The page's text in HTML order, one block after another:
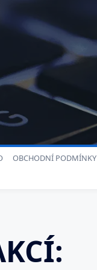
OBCHODNÍ PODMÍNKY